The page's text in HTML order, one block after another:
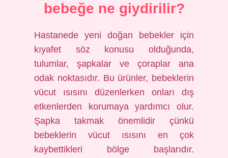
bebeğe ne giydirilir?
Hastanede yeni doğan bebekler için
kıyafet söz konusu olduğunda,
tulumlar, şapkalar ve çoraplar ana
odak noktasıdır. Bu ürünler, bebeklerin
vücut ısısını düzenlerken onları dış
etkenlerden korumaya yardımcı olur.
Şapka takmak önemlidir çünkü
bebeklerin vücut ısısını en çok
kaybettikleri bölge başlarıdır.